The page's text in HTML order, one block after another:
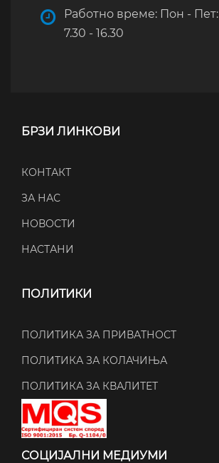
Работно време: Пон - Пет:
7.30 - 16.30
БРЗИ ЛИНКОВИ
КОНТАКТ
ЗА НАС
НОВОСТИ
НАСТАНИ
ПОЛИТИКИ
ПОЛИТИКА ЗА ПРИВАТНОСТ
ПОЛИТИКА ЗА КОЛАЧИЊА
ПОЛИТИКА ЗА КВАЛИТЕТ
СОЦИЈАЛНИ МЕДИУМИ